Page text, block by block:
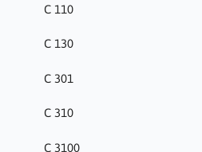
C 110
C 130
C 301
C 310
C 3100